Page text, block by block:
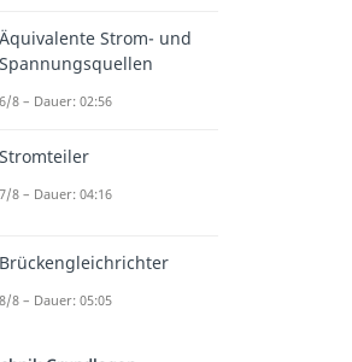
Äquivalente Strom- und
Spannungsquellen
6/8 – Dauer: 02:56
Stromteiler
7/8 – Dauer: 04:16
Brückengleichrichter
8/8 – Dauer: 05:05